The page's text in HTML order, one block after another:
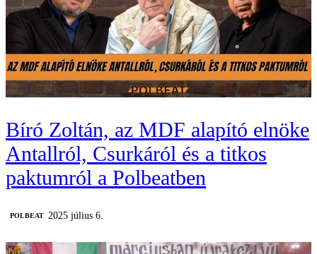
Bíró Zoltán, az MDF alapító elnöke
Antallról, Csurkáról és a titkos
paktumról a Polbeatben
‎POLBEAT 2025 július 6.